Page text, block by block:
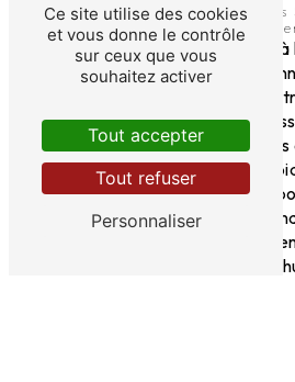
Contactez le Bois Dans Tous
cours de tapisserie
Si vous souhaitez vous initier
d'ameublement ou
n'hésitez pas à contacter
Tous Ses Etats à Souillac.
des professionnels
de la tapisserie dans une
chaleureuse. Offrez-vous la
des pièces uniques et
cours de tapisserie
Contactez-nous dès
Ce site utilise des cookies
et vous donne le contrôle
sur ceux que vous
souhaitez activer
Tout accepter
Tout refuser
Personnaliser